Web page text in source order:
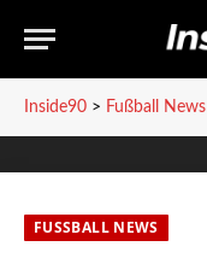
Inside90 > Fußball News
FUSSBALL NEWS